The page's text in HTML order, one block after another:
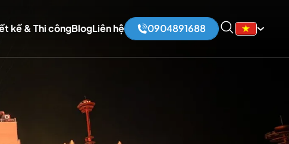
kế & Thi côngBlogLiên hệ 0904891688